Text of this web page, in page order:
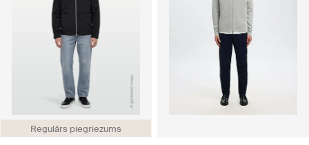
Regulārs piegriezums